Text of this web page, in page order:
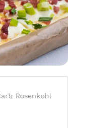
Rosenkohl